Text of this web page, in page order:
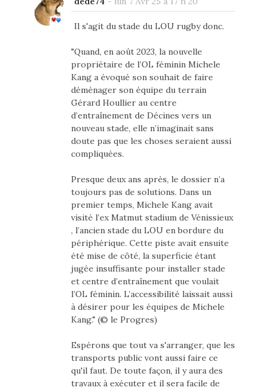
Il s'agit du stade du LOU rugby donc.
"Quand, en août 2023, la nouvelle
propriétaire de l’OL féminin Michele
Kang a évoqué son souhait de faire
déménager son équipe du terrain
Gérard Houllier au centre
d’entraînement de Décines vers un
nouveau stade, elle n’imaginait sans
doute pas que les choses seraient aussi
compliquées.
Presque deux ans après, le dossier n’a
toujours pas de solutions. Dans un
premier temps, Michele Kang avait
visité l’ex Matmut stadium de Vénissieux
, l’ancien stade du LOU en bordure du
périphérique. Cette piste avait ensuite
été mise de côté, la superficie étant
jugée insuffisante pour installer stade
et centre d’entraînement que voulait
l’OL féminin. L’accessibilité laissait aussi
à désirer pour les équipes de Michele
Kang." (© le Progres)
Espérons que tout va s'arranger, que les
transports public vont aussi faire ce
qu'il faut. De toute façon, il y aura des
travaux à exécuter et il sera facile de